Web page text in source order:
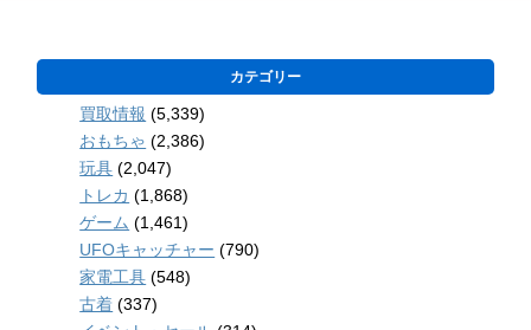
カテゴリー
買取情報 (5,339)
おもちゃ (2,386)
玩具 (2,047)
トレカ (1,868)
ゲーム (1,461)
UFOキャッチャー (790)
家電工具 (548)
古着 (337)